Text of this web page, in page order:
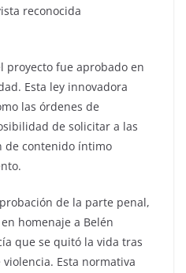
reconocida
proyecto fue aprobado en
Esta ley innovadora
las órdenes de
de solicitar a las
de contenido íntimo
de la parte penal,
en homenaje a Belén
que se quitó la vida tras
Esta normativa